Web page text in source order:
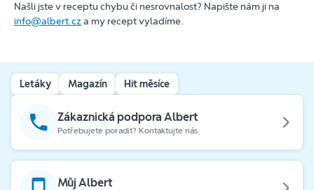
Našli jste v receptu chybu či nesrovnalost? Napište nám ji na
info@albert.cza my recept vyladíme.
Letáky Magazín Hit měsíce
Zákaznická podpora Albert
Potřebujete poradit? Kontaktujte nás.
Můj Albert